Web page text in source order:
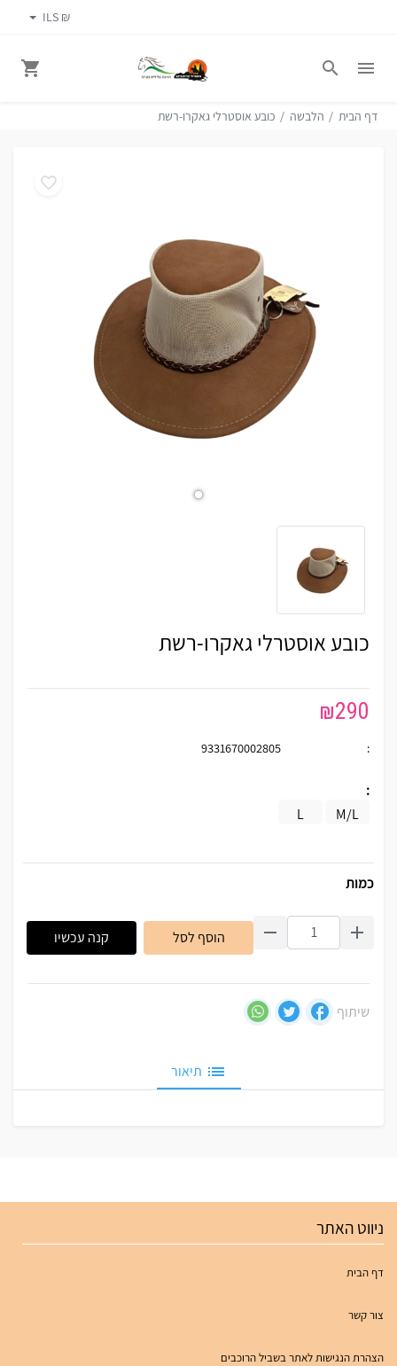
₪ ILS
דף הבית הלבשה כובע אוסטרלי גאקרו-רשת
כובע אוסטרלי גאקרו-רשת
₪290
:
9331670002805
:
M/L
L
כמות
הוסף לסל קנה עכשיו
שיתוף
תיאור
ניווט האתר
דף הבית
צור קשר
הצהרת הנגישות לאתר בשביל הרוכבים